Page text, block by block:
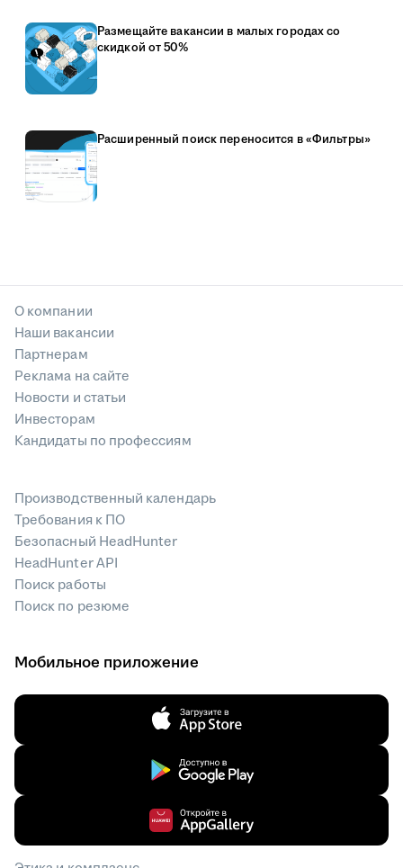
Размещайте вакансии в малых городах со
скидкой от 50%
Расширенный поиск переносится в «Фильтры»
О компании
Наши вакансии
Партнерам
Реклама на сайте
Новости и статьи
Инвесторам
Кандидаты по профессиям
Производственный календарь
Требования к ПО
Безопасный HeadHunter
HeadHunter API
Поиск работы
Поиск по резюме
Мобильное приложение